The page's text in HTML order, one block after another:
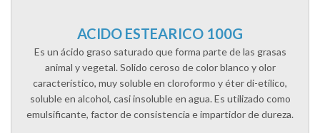
ACIDO ESTEARICO 100G
Es un ácido graso saturado que forma parte de las grasas
animal y vegetal. Solido ceroso de color blanco y olor
característico, muy soluble en cloroformo y éter di-etílico,
soluble en alcohol, casi insoluble en agua. Es utilizado como
emulsificante, factor de consistencia e impartidor de dureza.